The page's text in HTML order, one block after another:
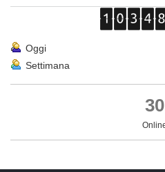
Oggi
Settimana
30